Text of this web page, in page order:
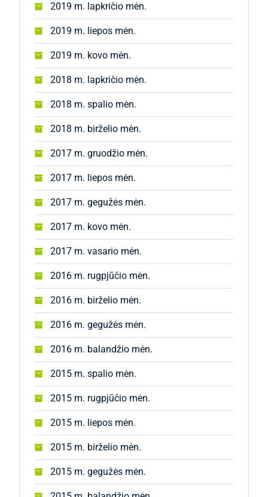
2019 m. lapkričio mėn.
2019 m. liepos mėn.
2019 m. kovo mėn.
2018 m. lapkričio mėn.
2018 m. spalio mėn.
2018 m. birželio mėn.
2017 m. gruodžio mėn.
2017 m. liepos mėn.
2017 m. gegužės mėn.
2017 m. kovo mėn.
2017 m. vasario mėn.
2016 m. rugpjūčio mėn.
2016 m. birželio mėn.
2016 m. gegužės mėn.
2016 m. balandžio mėn.
2015 m. spalio mėn.
2015 m. rugpjūčio mėn.
2015 m. liepos mėn.
2015 m. birželio mėn.
2015 m. gegužės mėn.